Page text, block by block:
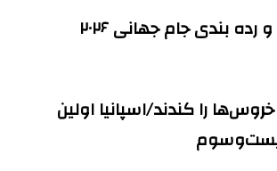
رده بندی جام جهانی ۲۰۲۶
را کندند/اسپانیا اولین